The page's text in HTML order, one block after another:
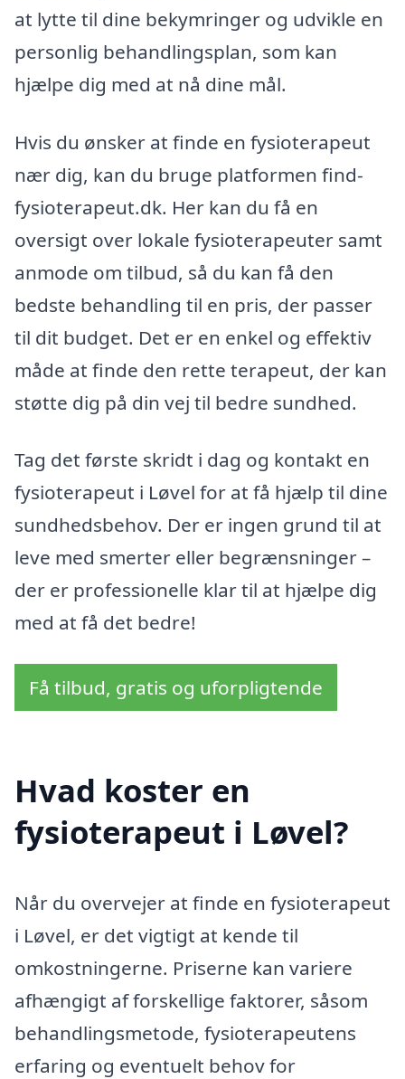
at lytte til dine bekymringer og udvikle en
personlig behandlingsplan, som kan
hjælpe dig med at nå dine mål.
Hvis du ønsker at finde en fysioterapeut
nær dig, kan du bruge platformen find-
fysioterapeut.dk. Her kan du få en
oversigt over lokale fysioterapeuter samt
anmode om tilbud, så du kan få den
bedste behandling til en pris, der passer
til dit budget. Det er en enkel og effektiv
måde at finde den rette terapeut, der kan
støtte dig på din vej til bedre sundhed.
Tag det første skridt i dag og kontakt en
fysioterapeut i Løvel for at få hjælp til dine
sundhedsbehov. Der er ingen grund til at
leve med smerter eller begrænsninger –
der er professionelle klar til at hjælpe dig
med at få det bedre!
Få tilbud, gratis og uforpligtende
Hvad koster en
fysioterapeut i Løvel?
Når du overvejer at finde en fysioterapeut
i Løvel, er det vigtigt at kende til
omkostningerne. Priserne kan variere
afhængigt af forskellige faktorer, såsom
behandlingsmetode, fysioterapeutens
erfaring og eventuelt behov for